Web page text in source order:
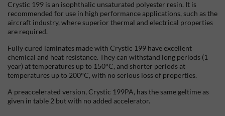
Crystic 199 is an isophthalic unsaturated polyester resin. It is
recommended for use in high performance applications, such as the
aircraft industry, where superior thermal and electrical properties
are required.
Fully cured laminates made with Crystic 199 have excellent
chemical and heat resistance. They can withstand long periods (1
year) at temperatures up to 150°C, and shorter periods at
temperatures up to 200°C, with no serious loss of properties.
A preaccelerated version, Crystic 199PA, has the same geltime as
given in table 2 but with no added accelerator.